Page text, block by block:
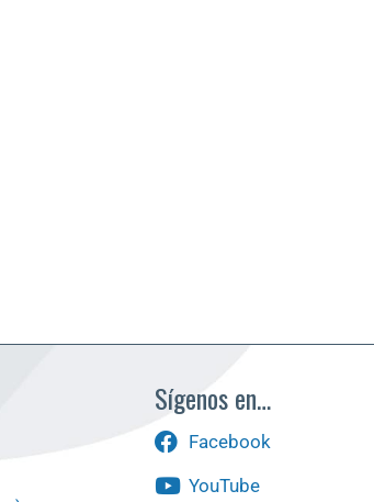
Sígenos en…
Facebook
YouTube